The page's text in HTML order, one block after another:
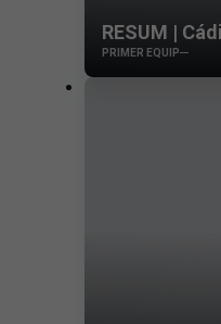
RESUM |
PRIMER EQUIP